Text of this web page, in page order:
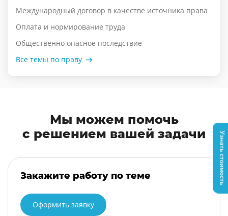
Международный договор в качестве источника права
Оплата и нормирование труда
Общественно опасное последствие
Все темы по праву
Мы можем помочь
с решением вашей задачи
Закажите работу по теме
Оформить заявку
Узнать стоимость